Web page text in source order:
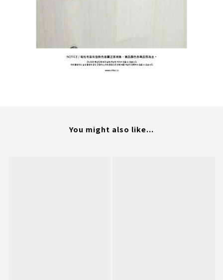
You might also like...